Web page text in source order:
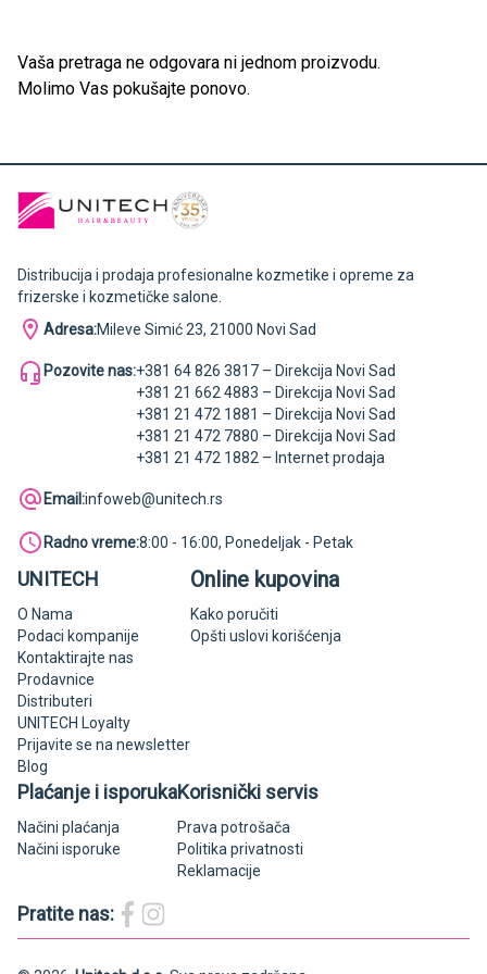
Vaša pretraga ne odgovara ni jednom proizvodu.
Molimo Vas pokušajte ponovo.
Distribucija i prodaja profesionalne kozmetike i opreme za
frizerske i kozmetičke salone.
Adresa:Mileve Simić 23, 21000 Novi Sad
Pozovite nas:+381 64 826 3817 – Direkcija Novi Sad
+381 21 662 4883 – Direkcija Novi Sad
+381 21 472 1881 – Direkcija Novi Sad
+381 21 472 7880 – Direkcija Novi Sad
+381 21 472 1882 – Internet prodaja
Email:infoweb@unitech.rs
Radno vreme:8:00 - 16:00, Ponedeljak - Petak
UNITECH
O Nama
Podaci kompanije
Kontaktirajte nas
Prodavnice
Distributeri
UNITECH Loyalty
Prijavite se na newsletter
Blog
Online kupovina
Kako poručiti
Opšti uslovi korišćenja
Plaćanje i isporuka
Načini plaćanja
Načini isporuke
Korisnički servis
Prava potrošača
Politika privatnosti
Reklamacije
Pratite nas: